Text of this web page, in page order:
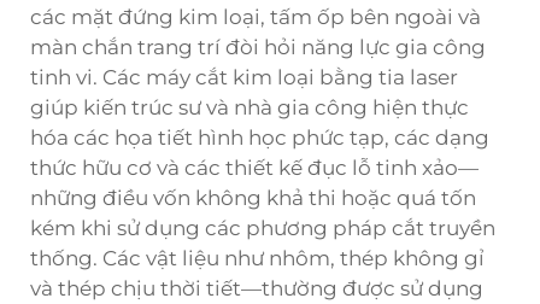
các mặt đứng kim loại, tấm ốp bên ngoài và
màn chắn trang trí đòi hỏi năng lực gia công
tinh vi. Các máy cắt kim loại bằng tia laser
giúp kiến trúc sư và nhà gia công hiện thực
hóa các họa tiết hình học phức tạp, các dạng
thức hữu cơ và các thiết kế đục lỗ tinh xảo—
những điều vốn không khả thi hoặc quá tốn
kém khi sử dụng các phương pháp cắt truyền
thống. Các vật liệu như nhôm, thép không gỉ
và thép chịu thời tiết—thường được sử dụng